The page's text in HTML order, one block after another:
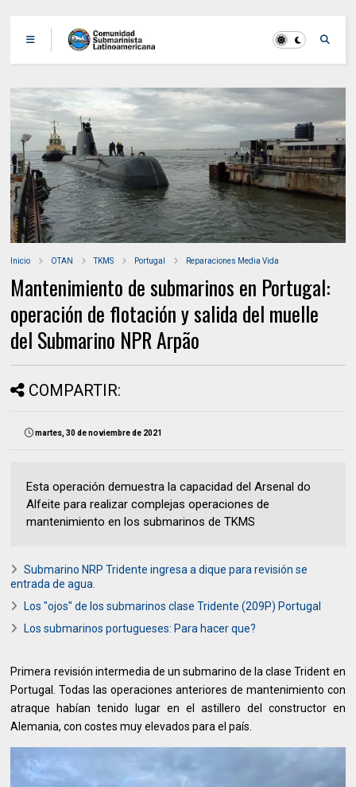
Inicio OTAN TKMS Portugal Reparaciones Media Vida
Mantenimiento de submarinos en Portugal:
operación de flotación y salida del muelle
del Submarino NPR Arpão
COMPARTIR:
martes, 30 de noviembre de 2021
Esta operación demuestra la capacidad del Arsenal do
Alfeite para realizar complejas operaciones de
mantenimiento en los submarinos de TKMS
Submarino NRP Tridente ingresa a dique para revisión se
entrada de agua.
Los "ojos" de los submarinos clase Tridente (209P) Portugal
Los submarinos portugueses: Para hacer que?
Primera revisión intermedia de un submarino de la clase Trident en
Portugal. Todas las operaciones anteriores de mantenimiento con
atraque habían tenido lugar en el astillero del constructor en
Alemania, con costes muy elevados para el país.